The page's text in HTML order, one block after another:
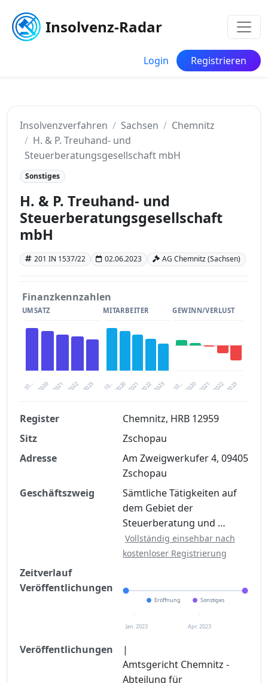
Insolvenz-Radar
Login Registrieren
Insolvenzverfahren Sachsen
Chemnitz
H. & P. Treuhand- und
Steuerberatungsgesellschaft mbH
Sonstiges
H. & P. Treuhand- und
Steuerberatungsgesellschaft
mbH
201 IN 1537/22 02.06.2023 AG Chemnitz (Sachsen)
Finanzkennzahlen
UMSATZ
20… 2021 2023
2020 2022
MITARBEITER
20… 2021 2023
2020 2022
GEWINN/VERLUST
20… 2021 2023
2020 2022
Finanzkennzahlen nach kostenloser
Registrierung verfügbar
Jetzt kostenlos registrieren
Register
Chemnitz, HRB 12959
Sitz
Zschopau
Adresse
Am Zweigwerkufer 4, 09405
Zschopau
Geschäftszweig
Sämtliche Tätigkeiten auf
dem Gebiet der
Steuerberatung und …
Vollständig einsehbar nach
kostenloser Registrierung
Zeitverlauf
Veröffentlichungen
Eröffnung Sonstiges
Jan. 2023 Apr. 2023
Veröffentlichungen
|
Amtsgericht Chemnitz -
Abteilung für